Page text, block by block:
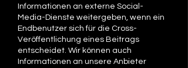
Informationen an externe Social-
Media-Dienste weitergeben, wenn ein
Endbenutzer sich für die Cross-
Veröffentlichung eines Beitrags
entscheidet. Wir können auch
Informationen an unsere Anbieter